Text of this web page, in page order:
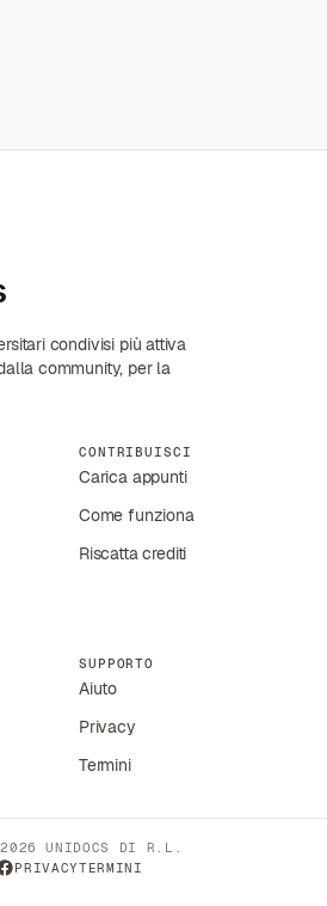
condivisi più attiva
community, per la
CONTRIBUISCI
Carica appunti
Come funziona
Riscatta crediti
SUPPORTO
Aiuto
Privacy
Termini
UNIDOCS DI R.L.
PRIVACYTERMINI